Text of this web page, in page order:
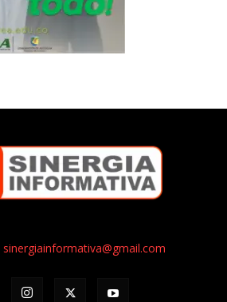
sinergiainformativa@gmail.com